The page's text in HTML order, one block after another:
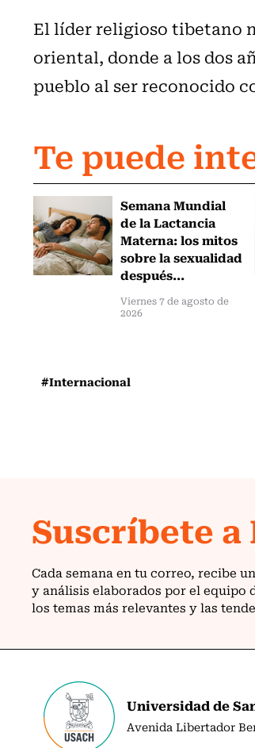
El líder religioso tibetano
oriental, donde a los dos
pueblo al ser reconocido
Te puede
Semana Mundial
de la Lactancia
Materna: los mitos
sobre la sexualidad
después...
Viernes 7 de agosto de
2026
#Internacional
Universidad de
Avenida Libertador